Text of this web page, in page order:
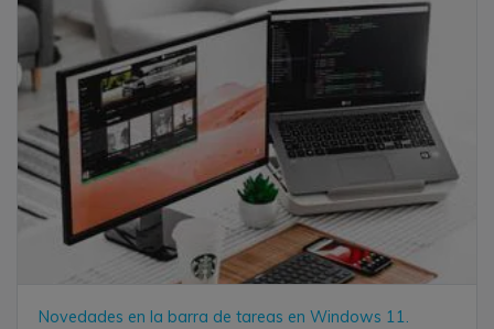
Novedades en la barra de tareas en Windows 11.